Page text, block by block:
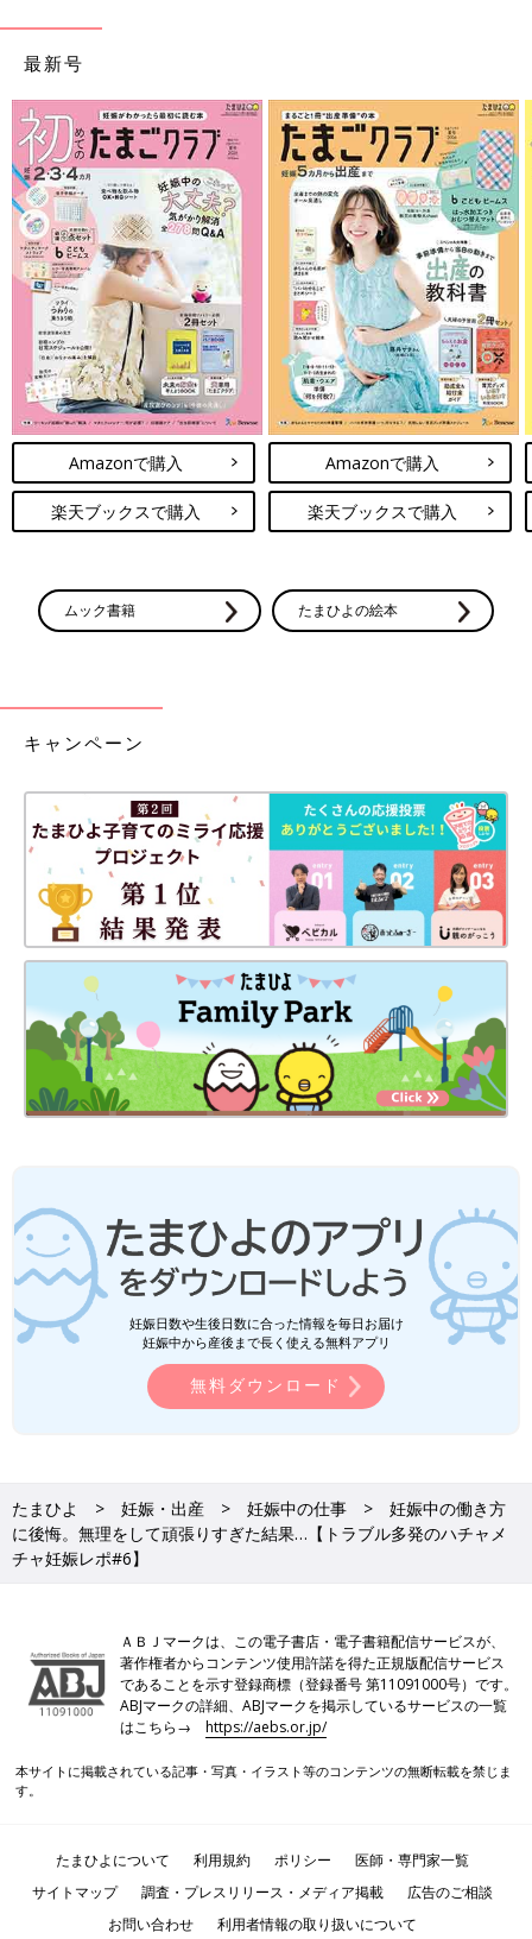
最新号
Amazonで購入
楽天ブックスで購入
Amazonで購入
楽天ブックスで購入
ムック書籍 たまひよの絵本
キャンペーン
妊娠日数や生後日数に合った情報を毎日お届け
妊娠中から産後まで長く使える無料アプリ
無料ダウンロード
たまひよ 妊娠・出産 妊娠中の仕事
妊娠中の働き方
に後悔。無理をして頑張りすぎた結果…【トラブル多発のハチャメ
チャ妊娠レポ#6】
ＡＢＪマークは、この電子書店・電子書籍配信サービスが、
著作権者からコンテンツ使用許諾を得た正規版配信サービス
であることを示す登録商標（登録番号 第11091000号）です。
ABJマークの詳細、ABJマークを掲示しているサービスの一覧
はこちら→https://aebs.or.jp/
本サイトに掲載されている記事・写真・イラスト等のコンテンツの無断転載を禁じま
す。
たまひよについて 利用規約 ポリシー
医師・専門家一覧
サイトマップ
調査・プレスリリース・メディア掲載
広告のご相談
お問い合わせ
利用者情報の取り扱いについて